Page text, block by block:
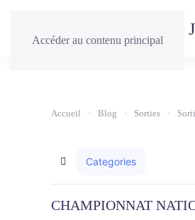
Accéder au contenu principal
Accueil Blog Sorties
HomeCategories
CHAMPIONNAT